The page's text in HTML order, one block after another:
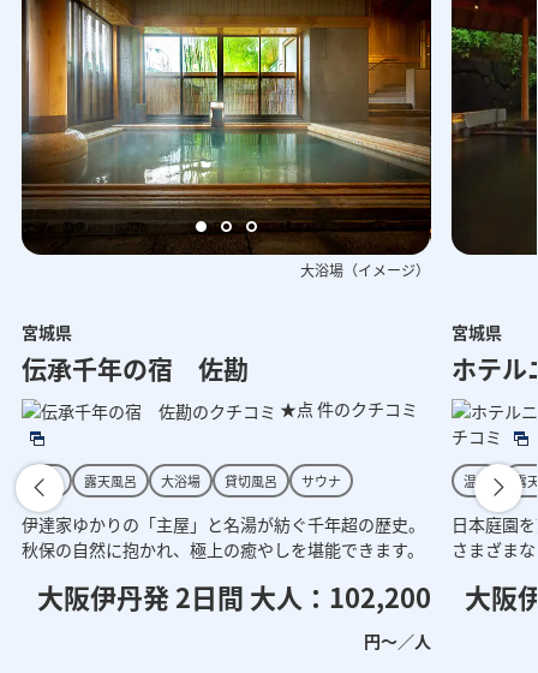
中庭（イメージ）
イメージ） 客室（イ
大浴場（イメージ）
宮城県
伝承千年の宿 佐勘
★点 件のクチコミ
温泉 露天風呂 大浴場 貸切風呂 サウナ
伊達家ゆかりの「主屋」と名湯が紡ぐ千年超の歴史。
秋保の自然に抱かれ、極上の癒やしを堪能できます。
大阪伊丹発 2日間 大人：102,200
円～／人
宮城県
ホテル
チコミ
温泉 露
日本庭園
さまざま
大阪